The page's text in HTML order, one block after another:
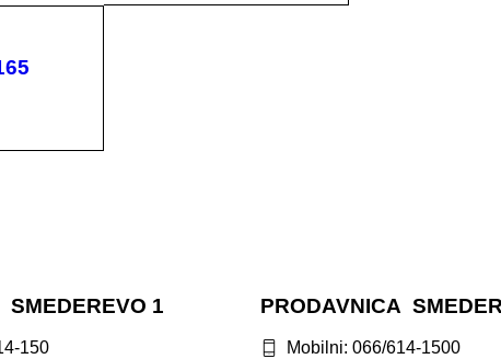
DODAJ U KORPU
SMEDEREVO 1
150
PRODAVNICA
Mobilni: 066/614-1500